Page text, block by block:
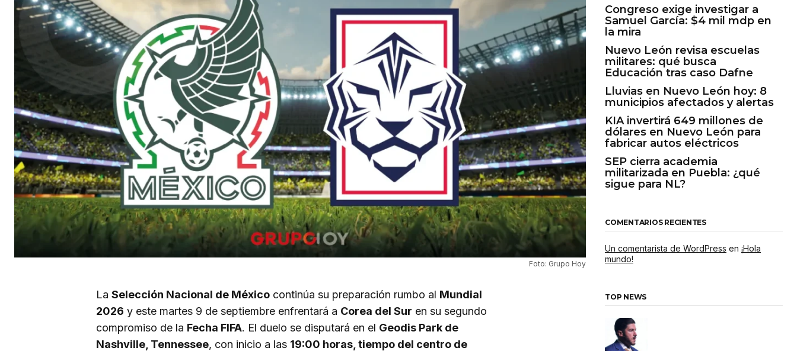
Foto: Grupo Hoy
La Selección Nacional de México continúa su preparación rumbo al Mundial
2026 y este martes 9 de septiembre enfrentará a Corea del Sur en su segundo
compromiso de la Fecha FIFA. El duelo se disputará en el Geodis Park de
Nashville, Tennessee, con inicio a las 19:00 horas, tiempo del centro de
Congreso exige investigar a
Samuel García: $4 mil mdp en
la mira
Nuevo León revisa escuelas
militares: qué busca
Educación tras caso Dafne
Lluvias en Nuevo León hoy: 8
municipios afectados y alertas
KIA invertirá 649 millones de
dólares en Nuevo León para
fabricar autos eléctricos
SEP cierra academia
militarizada en Puebla: ¿qué
sigue para NL?
COMENTARIOS RECIENTES
Un comentarista de WordPress en ¡Hola
mundo!
TOP NEWS